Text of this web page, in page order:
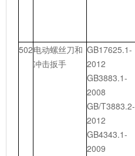
502电动螺丝刀和
冲击扳手
GB17625.1-
2012
GB3883.1-
2008
GB/T3883.2-
2012
GB4343.1-
2009